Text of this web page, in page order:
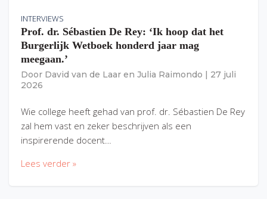
INTERVIEWS
Prof. dr. Sébastien De Rey: ‘Ik hoop dat het
Burgerlijk Wetboek honderd jaar mag
meegaan.’
Door David van de Laar en Julia Raimondo
27 juli
2026
Wie college heeft gehad van prof. dr. Sébastien De Rey
zal hem vast en zeker beschrijven als een
inspirerende docent…
Lees verder »